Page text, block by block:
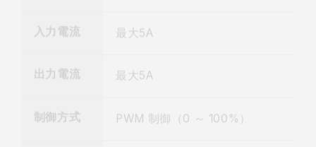
入力電流 最大5A
出力電流 最大5A
制御方式 PWM 制御（0 ～ 100%）